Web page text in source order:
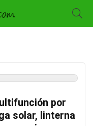
por
solar, linterna